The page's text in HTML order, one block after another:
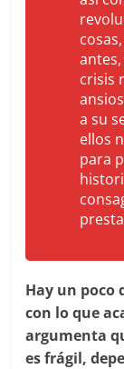
crisis
a su
ellos
para
Hay un poco
con lo que
argumenta
es frágil,